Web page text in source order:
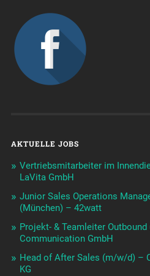
AKTUELLE JOBS
Vertriebsmitarbeiter im
LaVita GmbH
Junior Sales Operations
(München) – 42watt
Projekt- & Teamleiter
Communication GmbH
Head of After Sales (m/w/d) –
KG